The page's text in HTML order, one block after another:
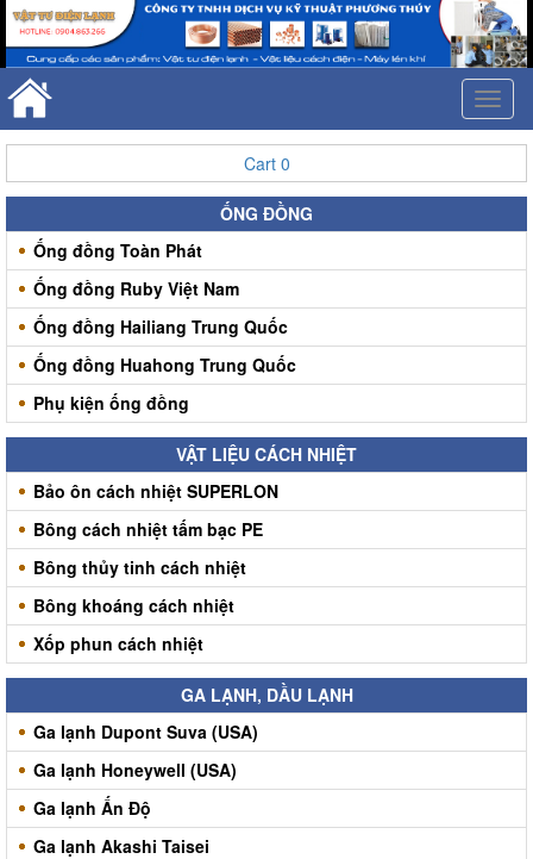
Cart 0
ỐNG ĐỒNG
Ống đồng Toàn Phát
Ống đồng Ruby Việt Nam
Ống đồng Hailiang Trung Quốc
Ống đồng Huahong Trung Quốc
Phụ kiện ống đồng
VẬT LIỆU CÁCH NHIỆT
Bảo ôn cách nhiệt SUPERLON
Bông cách nhiệt tấm bạc PE
Bông thủy tinh cách nhiệt
Bông khoáng cách nhiệt
Xốp phun cách nhiệt
GA LẠNH, DẦU LẠNH
Ga lạnh Dupont Suva (USA)
Ga lạnh Honeywell (USA)
Ga lạnh Ấn Độ
Ga lạnh Akashi Taisei